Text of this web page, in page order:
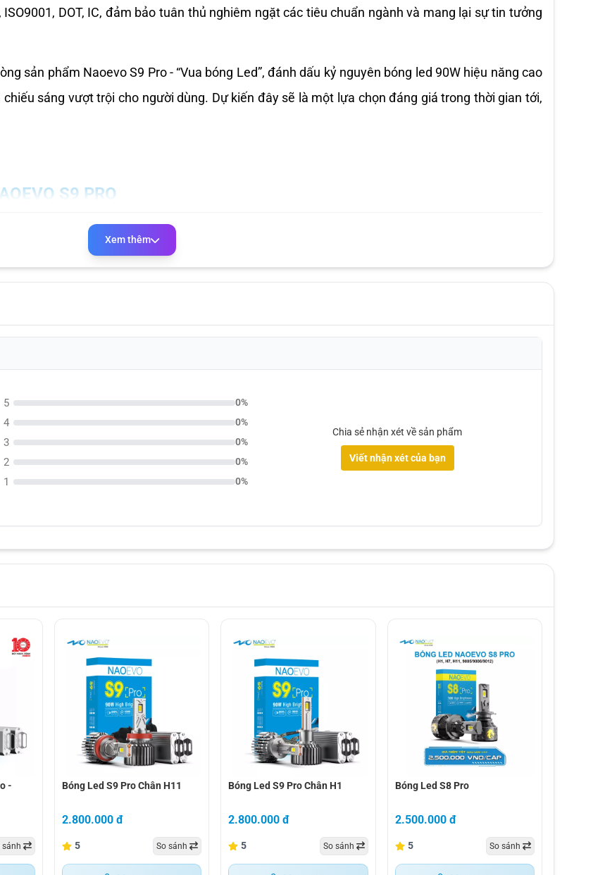
DOT, IC, đảm bảo tuân thủ nghiêm ngặt các tiêu chuẩn ngành và mang lại sự tin tưởng
sản phẩm Naoevo S9 Pro - “Vua bóng Led”, đánh dấu kỷ nguyên bóng led 90W hiệu năng cao
sáng vượt trội cho người dùng. Dự kiến đây sẽ là một lựa chọn đáng giá trong thời gian tới,
S9 PRO
Xem thêm
5 0%
4 0%
3 0%
2 0%
1 0%
Chia sẻ nhận xét về sản phẩm
Viết nhận xét của bạn
nhiệt màu 4300k
-
sánh
bóng led s9 pro chân h11
Bóng Led S9 Pro Chân H11
2.800.000 đ
5 So sánh
bóng led s9 pro chân h1
Bóng Led S9 Pro Chân H1
2.800.000 đ
5 So sánh
bóng led s8 pro
Bóng Led S8 Pro
2.500.000 đ
5 So sánh